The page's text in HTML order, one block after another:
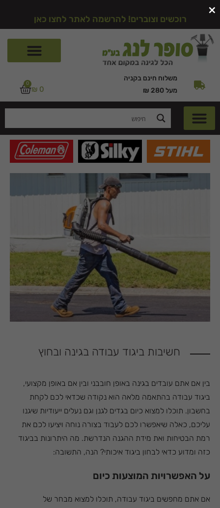
רוכשים וצוברים! להרשמה לאתר לחצו כאן
משלוח חינם בקניה
מעל 280 ₪
₪ 0
0
חשיבות ביגוד עבודה בגינה ובחוץ
בין אם אתם עובדים בגינה באופן חובבני ובין אם באופן מקצועי,
ביגוד עבודה בהתאמה מלאה הוא נקודה שכדאי לכם לקחת
בחשבון. תוכלו למצוא כיום בגדים לגנן וגם נעלים ייעודיות שיגנו
עליכם, כאלה שיאפשרו לכם לעבוד בצורה נוחה ויציעו לכם את
רמת הבטיחות ואת מידת ההגנה הנדרשת. מה היתרונות בביגוד
כזה ומדוע כדאי לבחון ביגוד איכותי? הנה, התשובה:
על האפשרויות המוצעות כיום
אם אתם מחפשים ביגוד עבודה, תוכלו למצוא מבחר של
×